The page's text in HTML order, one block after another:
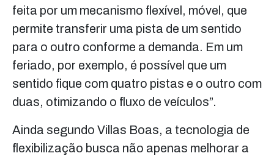
feita por um mecanismo flexível, móvel, que
permite transferir uma pista de um sentido
para o outro conforme a demanda. Em um
feriado, por exemplo, é possível que um
sentido fique com quatro pistas e o outro com
duas, otimizando o fluxo de veículos”.
Ainda segundo Villas Boas, a tecnologia de
flexibilização busca não apenas melhorar a